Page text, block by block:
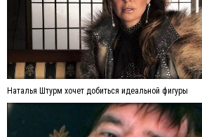
Наталья Штурм хочет добиться идеальной фигуры